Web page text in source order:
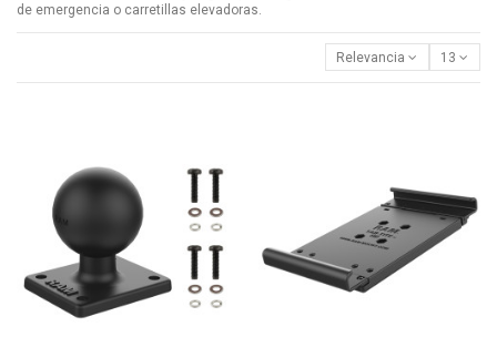
de emergencia o carretillas elevadoras.
Relevancia 13